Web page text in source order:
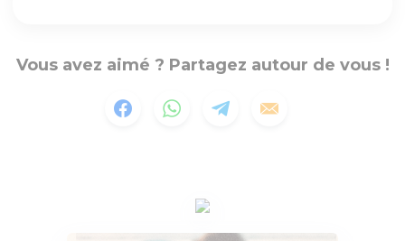
Vous avez aimé ? Partagez autour de vous !